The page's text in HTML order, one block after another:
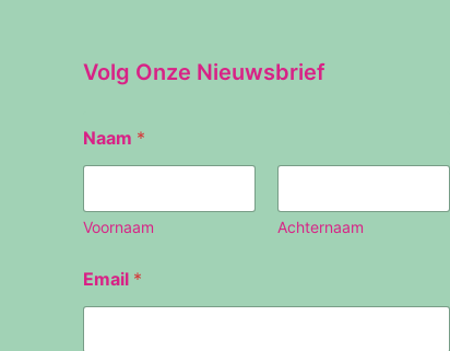
Volg Onze Nieuwsbrief
a
a
E
m
i
l
Naam *
Voornaam Achternaam
Email *